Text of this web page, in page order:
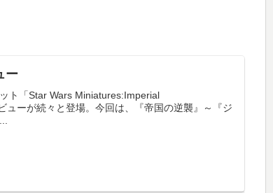
ー
ト「Star Wars Miniatures:Imperial
ューが続々と登場。今回は、『帝国の逆襲』～『ジ